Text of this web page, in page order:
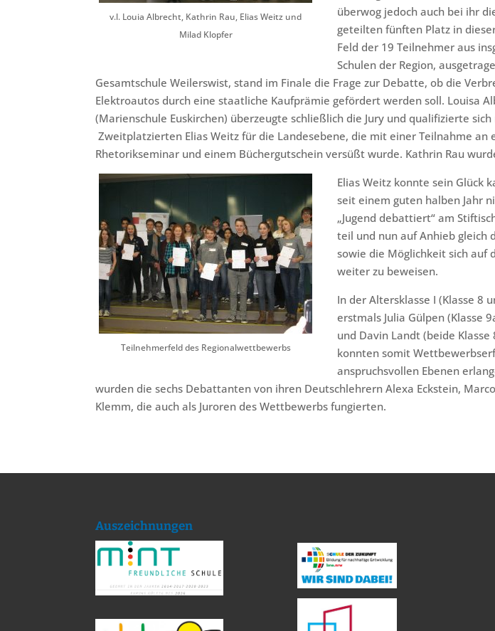
v.l. Louia Albrecht, Kathrin Rau, Elias Weitz und
Milad Klopfer
überwog jedoch auch bei ihr
geteilten fünften Platz in
Feld der 19 Teilnehmer aus
Schulen der Region,
Gesamtschule Weilerswist, stand im Finale die Frage zur Debatte, ob die
Elektroautos durch eine staatliche Kaufprämie gefördert werden soll. Louisa
(Marienschule Euskirchen) überzeugte schließlich die Jury und qualifizierte
Zweitplatzierten Elias Weitz für die Landesebene, die mit einer Teilnahme an
Rhetorikseminar und einem Büchergutschein versüßt wurde. Kathrin Rau
Teilnehmerfeld des Regionalwettbewerbs
Elias Weitz konnte sein Glück
seit einem guten halben Jahr
„Jugend debattiert“ am
teil und nun auf Anhieb gleich
sowie die Möglichkeit sich auf
weiter zu beweisen.
In der Altersklasse I (Klasse 8
erstmals Julia Gülpen (Klasse
und Davin Landt (beide Klasse
konnten somit
anspruchsvollen Ebenen
wurden die sechs Debattanten von ihren Deutschlehrern Alexa Eckstein,
Klemm, die auch als Juroren des Wettbewerbs fungierten.
Auszeichnungen